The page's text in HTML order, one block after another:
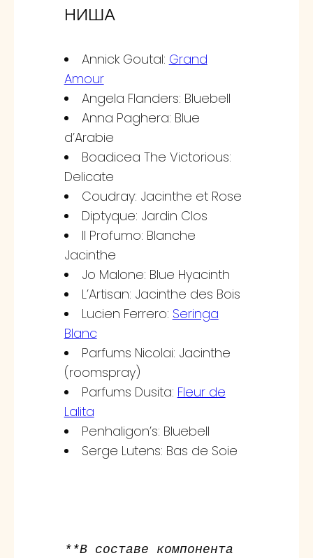
НИША
Annick Goutal: Grand
Amour
Angela Flanders: Bluebell
Anna Paghera: Blue
d’Arabie
Boadicea The Victorious:
Delicate
Coudray: Jacinthe et Rose
Diptyque: Jardin Clos
Il Profumo: Blanche
Jacinthe
Jo Malone: Blue Hyacinth
L’Artisan: Jacinthe des Bois
Lucien Ferrero: Seringa
Blanc
Parfums Nicolai: Jacinthe
(roomspray)
Parfums Dusita: Fleur de
Lalita
Penhaligon’s: Bluebell
Serge Lutens: Bas de Soie
**В составе компонента